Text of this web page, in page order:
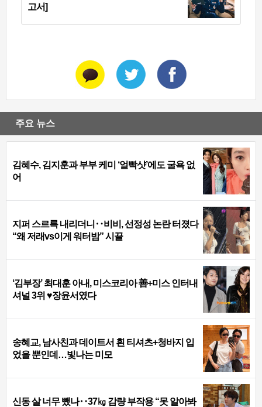
고서]
주요 뉴스
김혜수, 김지훈과 부부 케미 ‘얼빡샷’에도 굴욕 없
어
지퍼 스르륵 내리더니‥비비, 선정성 논란 터졌다
“왜 저래vs이게 워터밤” 시끌
‘김부장’ 최대훈 아내, 미스코리아 善+미스 인터내
셔널 3위 ♥장윤서였다
송혜교, 남사친과 데이트서 흰 티셔츠+청바지 입
었을 뿐인데…빛나는 미모
신동 살 너무 뺐나‥37㎏ 감량 부작용 “못 알아봐